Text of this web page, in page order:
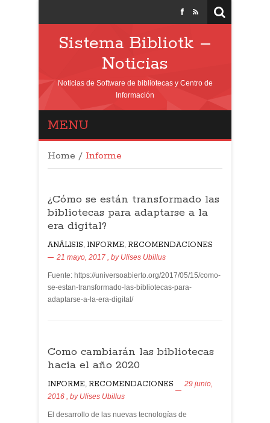
Sistema Bibliotk –
Noticias
Noticias de Software de bibliotecas y Centro de
Información
MENU
Home / Informe
¿Cómo se están transformado las
bibliotecas para adaptarse a la
era digital?
ANÁLISIS, INFORME, RECOMENDACIONES
21 mayo, 2017 , by Ulises Ubillus
Fuente: https://universoabierto.org/2017/05/15/como-
se-estan-transformado-las-bibliotecas-para-
adaptarse-a-la-era-digital/
Como cambiarán las bibliotecas
hacia el año 2020
INFORME, RECOMENDACIONES
29 junio,
2016 , by Ulises Ubillus
El desarrollo de las nuevas tecnologías de